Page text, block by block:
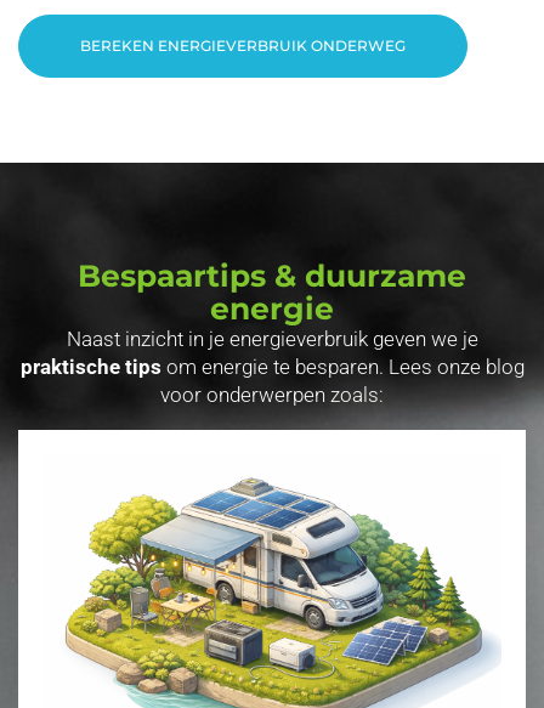
BEREKEN ENERGIEVERBRUIK ONDERWEG
Bespaartips & duurzame
energie
Naast inzicht in je energieverbruik geven we je
praktische tips om energie te besparen. Lees onze blog
voor onderwerpen zoals: